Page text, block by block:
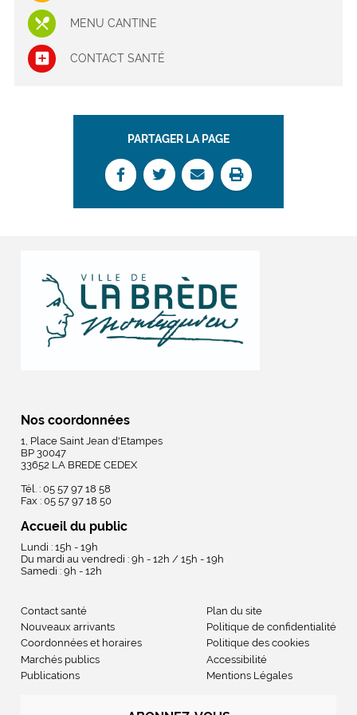
MENU CANTINE
CONTACT SANTÉ
PARTAGER LA PAGE
Nos coordonnées
1, Place Saint Jean d'Etampes
BP 30047
33652 LA BREDE CEDEX
Tél. : 05 57 97 18 58
Fax : 05 57 97 18 50
Accueil du public
Lundi : 15h - 19h
Du mardi au vendredi : 9h - 12h / 15h - 19h
Samedi : 9h - 12h
Contact santé
Nouveaux arrivants
Coordonnées et horaires
Marchés publics
Publications
Plan du site
Politique de confidentialité
Politique des cookies
Accessibilité
Mentions Légales